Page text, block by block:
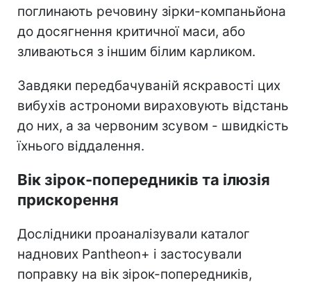
поглинають речовину зірки-компаньйона
до досягнення критичної маси, або
зливаються з іншим білим карликом.
Завдяки передбачуваній яскравості цих
вибухів астрономи вираховують відстань
до них, а за червоним зсувом - швидкість
їхнього віддалення.
Вік зірок-попередників та ілюзія
прискорення
Дослідники проаналізували каталог
наднових Pantheon+ і застосували
поправку на вік зірок-попередників,